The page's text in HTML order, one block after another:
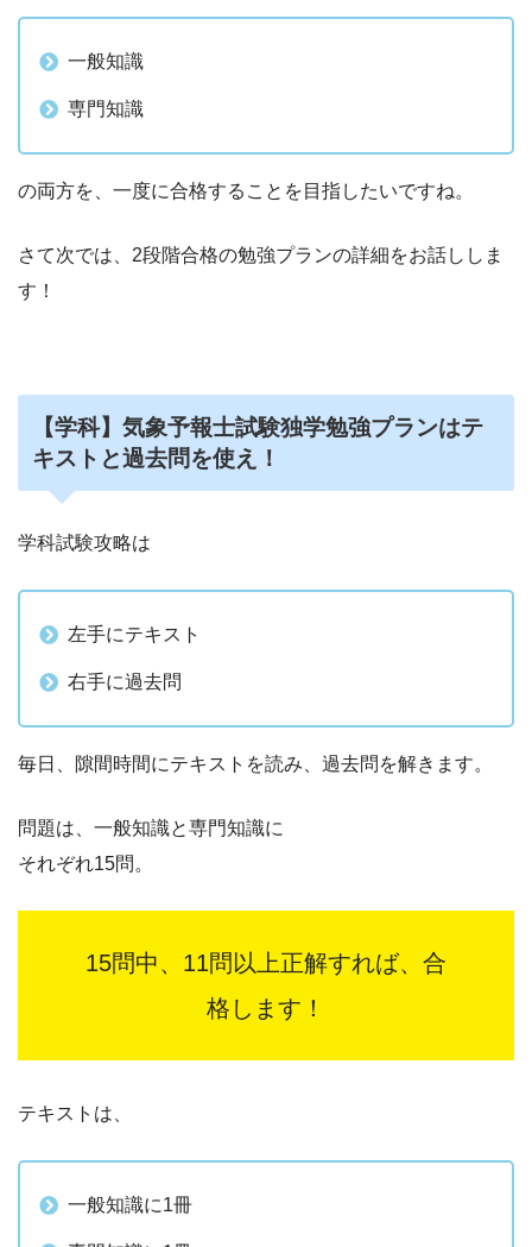
一般知識
専門知識
の両方を、一度に合格することを目指したいですね。
さて次では、2段階合格の勉強プランの詳細をお話ししま
す！
【学科】気象予報士試験独学勉強プランはテ
キストと過去問を使え！
学科試験攻略は
左手にテキスト
右手に過去問
毎日、隙間時間にテキストを読み、過去問を解きます。
問題は、一般知識と専門知識に
それぞれ15問。
15問中、11問以上正解すれば、合
格します！
テキストは、
一般知識に1冊